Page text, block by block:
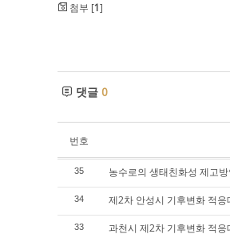
첨부 [1]
댓글 0
번호
35 농수로의 생태친화성 제고
34 제2차 안성시 기후변화 적
33 과천시 제2차 기후변화 적